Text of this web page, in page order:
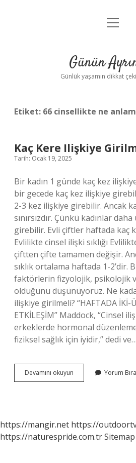
Anasayfa
Yasal Uyarı
menüyü
Günün
Günlük yaşamın dikkat
Etiket: 66 cinsellikte ne
Kaç Kere Ilişkiye
Tarih: Ocak 19, 2025
Bir kadın 1 günde kaç kez
bir gecede kaç kez ilişkiye
2-3 kez ilişkiye girebilir. Ancak
sınırsızdır. Çünkü kadınlar
girebilir. Evli çiftler haftada kaç
Evlilikte cinsel ilişki sıklığı
çiftten çifte tamamen değişir.
sıklık ortalama haftada 1-2’dir.
faktörlerin fizyolojik, psikolojik
olduğunu düşünüyoruz. Ne
ilişkiye girilmeli? “HAFTADA İKİ-
ETKİLEŞİM” Maddock, “Cinsel
erkeklerde hormonal
fiziksel sağlık için iyidir,” dedi ve…
Devamını okuyun
Kere
Yorum
https://mangir.net https://
https://naturespride.com.trSitemap